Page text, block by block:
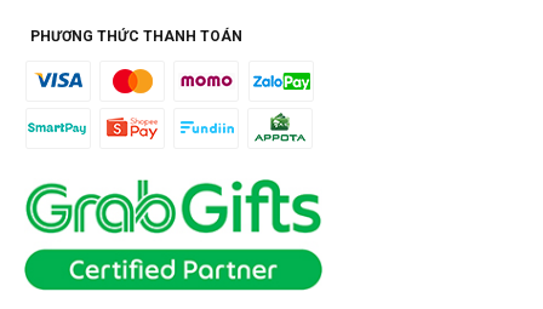
PHƯƠNG THỨC THANH TOÁN